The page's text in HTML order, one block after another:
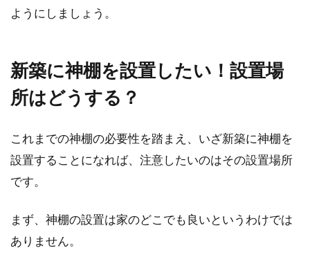
ようにしましょう。
新築に神棚を設置したい！設置場
所はどうする？
これまでの神棚の必要性を踏まえ、いざ新築に神棚を
設置することになれば、注意したいのはその設置場所
です。
まず、神棚の設置は家のどこでも良いというわけでは
ありません。